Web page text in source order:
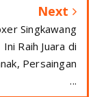
Next
Singkawang
Ini Raih Juara di
Persaingan
...